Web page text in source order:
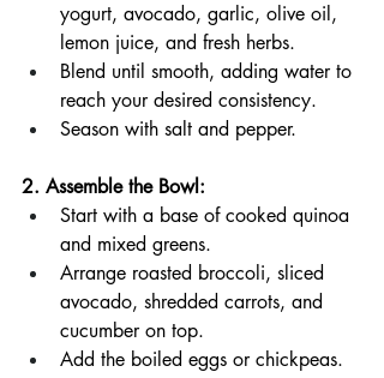
yogurt, avocado, garlic, olive oil,
lemon juice, and fresh herbs.
Blend until smooth, adding water to
reach your desired consistency.
Season with salt and pepper.
2. Assemble the Bowl:
Start with a base of cooked quinoa
and mixed greens.
Arrange roasted broccoli, sliced
avocado, shredded carrots, and
cucumber on top.
Add the boiled eggs or chickpeas.